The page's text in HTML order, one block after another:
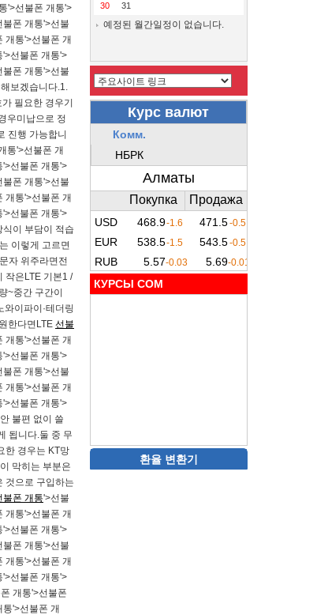
'>선불폰 개통'>
폰 개통'>선불
개통'>선불폰 개
'>선불폰 개통'>
폰 개통'>선불
보겠습니다.​​1.
필요한 경우​기
우​미납으로 정
진행 가능합니
통'>선불폰 개
'>선불폰 개통'>
폰 개통'>선불
개통'>선불폰 개
'>선불폰 개통'>
이 부담이 적습
이렇게 고르면
자 위주라면전
작은LTE 기본1 /
~중간 구간이
이파이·테더링
한다면LTE 선불
개통'>선불폰 개
'>선불폰 개통'>
폰 개통'>선불
개통'>선불폰 개
'>선불폰 개통'>
불편 없이 쓸
됩니다.​둘 중 무
한 경우는 KT망
막히는 부분은
것으로 구입하는
불폰 개통'>선불
개통'>선불폰 개
'>선불폰 개통'>
폰 개통'>선불
개통'>선불폰 개
'>선불폰 개통'>
개통'>선불폰
'>선불폰 개
30
31
예정된 월간일정이 없습니다.
КУРСЫ COM
환율 변환기